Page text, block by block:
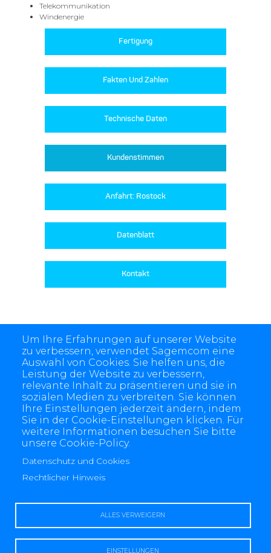
Telekommunikation
Windenergie
Fertigung
Fakten Und Zahlen
Technische Daten
Kundenstimmen
Anfahrt: Rostock
Datenblatt
Kontakt
Um Ihre Erfahrungen auf unserer Website
zu verbessern, verwendet Sagemcom eine
Auswahl von Cookies. Sie helfen uns, die
Leistung der Website zu verbessern,
relevante Inhalt zu präsentieren und sie in
sozialen Medien zu verbreiten. Sie können
Ihre Einstellungen jederzeit ändern, indem
Sie in der Cookie-Einstellungen klicken. Für
weitere Informationen besuchen Sie bitte
unsere Cookie-Policy.
Datenschutz und Cookies
Rechtlicher Hinweis
ALLES VERWEIGERN
EINSTELLUNGEN
4 allée des Messageries, 92270 Bois-Colombes, France
Datenschutz und Cookies